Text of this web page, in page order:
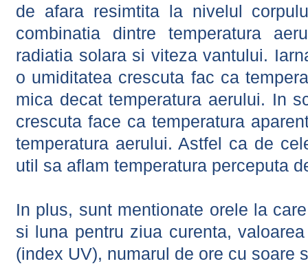
de afara resimtita la nivelul
combinatia dintre temperatura
radiatia solara si viteza vantului.
o umiditatea crescuta fac ca
mica decat temperatura aerului. In
crescuta face ca temperatura
temperatura aerului. Astfel ca de
util sa aflam temperatura perceputa
In plus, sunt mentionate orele la
si luna pentru ziua curenta,
(index UV), numarul de ore cu soare